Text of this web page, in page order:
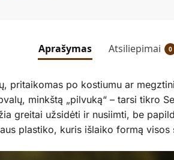
Aprašymas Atsiliepimai 0
pritaikomas po kostiumu ar
minkštą „pilvuką“ – tarsi tikro
greitai užsidėti ir nusiimti, be
plastiko, kuris išlaiko formą visos